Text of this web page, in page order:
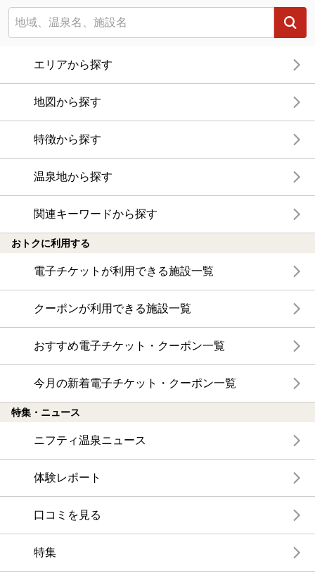
エリアから探す
地図から探す
特徴から探す
温泉地から探す
関連キーワードから探す
おトクに利用する
電子チケットが利用できる施設一覧
クーポンが利用できる施設一覧
おすすめ電子チケット・クーポン一覧
今月の新着電子チケット・クーポン一覧
特集・ニュース
ニフティ温泉ニュース
体験レポート
口コミを見る
特集